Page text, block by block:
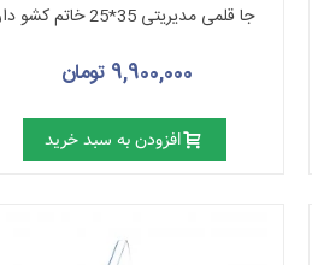
جا قلمی مدیریتی 35*25 خاتم کشو دار
9,900,000 تومان
افزودن به سبد خرید